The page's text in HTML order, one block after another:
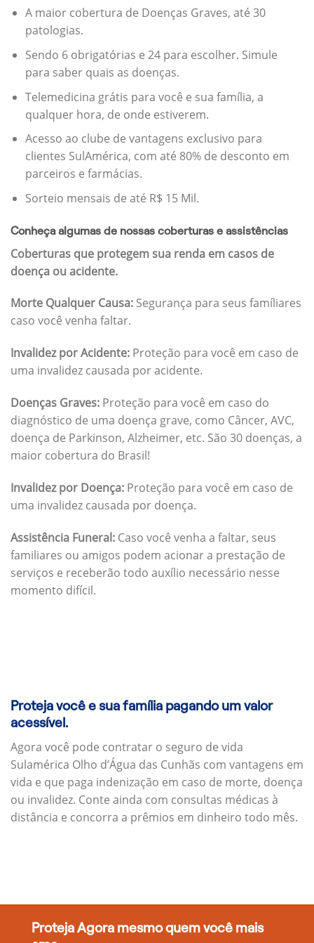
A maior cobertura de Doenças Graves, até 30
patologias.
Sendo 6 obrigatórias e 24 para escolher. Simule
para saber quais as doenças.
Telemedicina grátis para você e sua família, a
qualquer hora, de onde estiverem.
Acesso ao clube de vantagens exclusivo para
clientes SulAmérica, com até 80% de desconto em
parceiros e farmácias.
Sorteio mensais de até R$ 15 Mil.
Conheça algumas de nossas coberturas e assistências
Coberturas que protegem sua renda em casos de
doença ou acidente.
Morte Qualquer Causa: Segurança para seus famíliares
caso você venha faltar.
Invalidez por Acidente: Proteção para você em caso de
uma invalidez causada por acidente.
Doenças Graves: Proteção para você em caso do
diagnóstico de uma doença grave, como Câncer, AVC,
doença de Parkinson, Alzheimer, etc. São 30 doenças, a
maior cobertura do Brasil!
Invalidez por Doença: Proteção para você em caso de
uma invalidez causada por doença.
Assistência Funeral: Caso você venha a faltar, seus
familiares ou amigos podem acionar a prestação de
serviços e receberão todo auxílio necessário nesse
momento difícil.
Proteja você e sua família pagando um valor
acessível.
Agora você pode contratar o seguro de vida
Sulamérica Olho d’Água das Cunhãs com vantagens em
vida e que paga indenização em caso de morte, doença
ou invalidez. Conte ainda com consultas médicas à
distância e concorra a prêmios em dinheiro todo mês.
Proteja Agora mesmo quem você mais